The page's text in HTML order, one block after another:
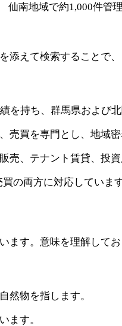
仙南地域で約1,000件管理
えて検索することで
を持ち、群馬県および
売買を専門とし、地域
売、テナント賃貸、投資
の両方に対応しています
す。意味を理解して
然物を指します。
ます。